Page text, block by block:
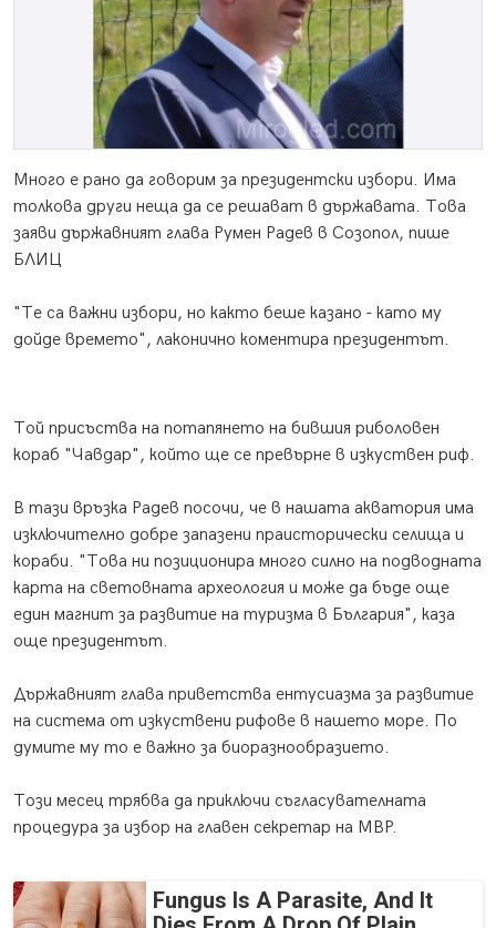
Много е рано да говорим за президентски избори. Има
толкова други неща да се решават в държавата. Това
заяви държавният глава Румен Радев в Созопол, пише
БЛИЦ
"Те са важни избори, но както беше казано - като му
дойде времето", лаконично коментира президентът.
Той присъства на потапянето на бившия риболовен
кораб "Чавдар", който ще се превърне в изкуствен риф.
В тази връзка Радев посочи, че в нашата акватория има
изключително добре запазени праисторически селища и
кораби. "Това ни позиционира много силно на подводната
карта на световната археология и може да бъде още
един магнит за развитие на туризма в България", каза
още президентът.
Държавният глава приветства ентусиазма за развитие
на система от изкуствени рифове в нашето море. По
думите му то е важно за биоразнообразието.
Този месец трябва да приключи съгласувателната
процедура за избор на главен секретар на МВР.
Fungus Is A Parasite, And It